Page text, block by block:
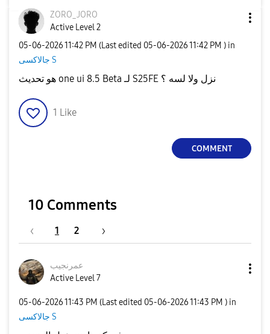
ZORO_JORO
Active Level 2
‎05-06-202611:42 PM (Last edited ‎05-06-202611:42 PM ) in
جالاكسى S
هو تحديث one ui 8.5 Beta لـ S25FE نزل ولا لسه ؟
1 Like
COMMENT
10 Comments
1 2
عمرنجيب
Active Level 7
‎05-06-202611:43 PM (Last edited ‎05-06-202611:43 PM ) in
جالاكسى S